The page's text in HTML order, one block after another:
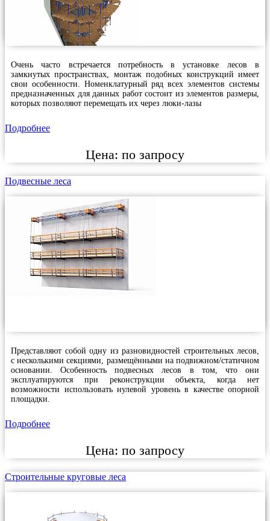
Очень часто встречается потребность в установке лесов в
замкнутых пространствах, монтаж подобных конструкций имеет
свои особенности. Номенклатурный ряд всех элементов системы
предназначенных для данных работ состоит из элементов размеры,
которых позволяют перемещать их через люки-лазы
Подробнее
Цена: по запросу
Подвесные леса
Представляют собой одну из разновидностей строительных лесов,
с несколькими секциями, размещёнными на подвижном/статичном
основании. Особенность подвесных лесов в том, что они
эксплуатируются при реконструкции объекта, когда нет
возможности использовать нулевой уровень в качестве опорной
площадки.
Подробнее
Цена: по запросу
Строительные круговые леса